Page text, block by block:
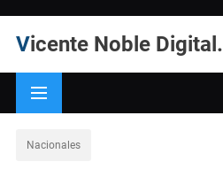
Vicente Noble
Nacionales